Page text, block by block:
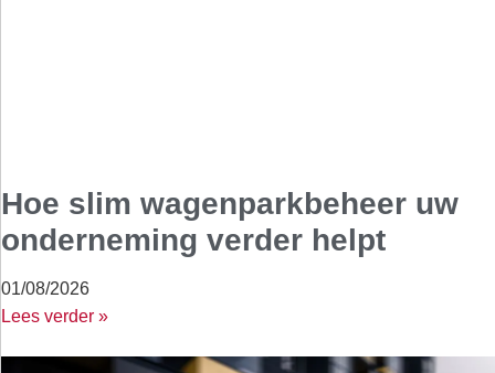
Hoe slim wagenparkbeheer uw
onderneming verder helpt
01/08/2026
Lees verder »